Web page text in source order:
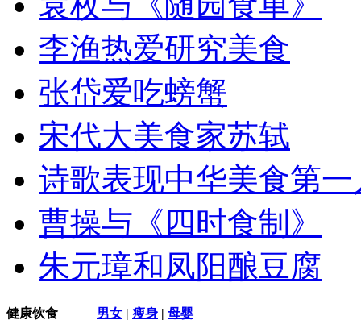
李渔热爱研究美食
张岱爱吃螃蟹
宋代大美食家苏轼
诗歌表现中华美食第
曹操与《四时食制》
朱元璋和凤阳酿豆腐
健康饮食 男女 | 瘦身 | 母婴